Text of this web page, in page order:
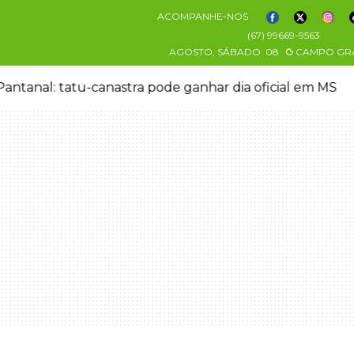
ACOMPANHE-NOS
(67) 99669-9563
AGOSTO, SÁBADO 08 CAMPO
tatu-canastra pode ganhar dia oficial em MS